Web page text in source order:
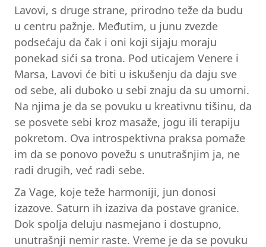
Lavovi, s druge strane, prirodno teže da budu
u centru pažnje. Međutim, u junu zvezde
podsećaju da čak i oni koji sijaju moraju
ponekad sići sa trona. Pod uticajem Venere i
Marsa, Lavovi će biti u iskušenju da daju sve
od sebe, ali duboko u sebi znaju da su umorni.
Na njima je da se povuku u kreativnu tišinu, da
se posvete sebi kroz masaže, jogu ili terapiju
pokretom. Ova introspektivna praksa pomaže
im da se ponovo povežu s unutrašnjim ja, ne
radi drugih, već radi sebe.
Za Vage, koje teže harmoniji, jun donosi
izazove. Saturn ih izaziva da postave granice.
Dok spolja deluju nasmejano i dostupno,
unutrašnji nemir raste. Vreme je da se povuku